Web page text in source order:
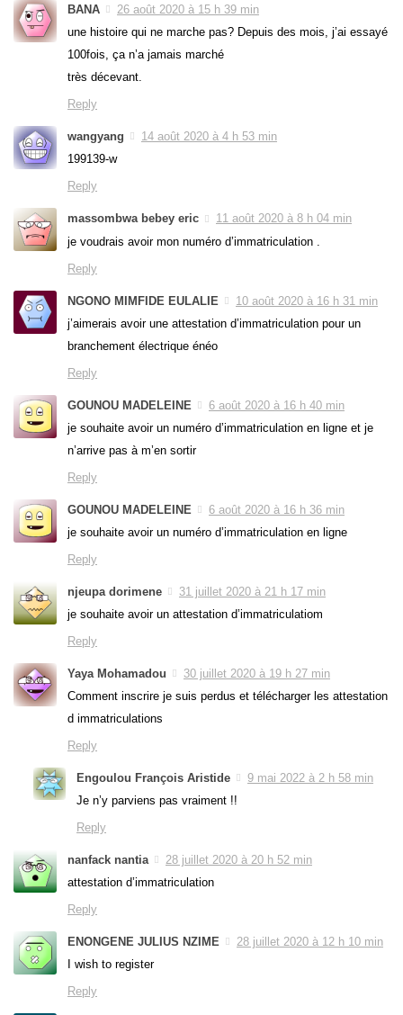
BANA
26 août 2020 à 15 h 39 min
une histoire qui ne marche pas? Depuis des mois, j’ai essayé
100fois, ça n’a jamais marché
très décevant.
Reply
wangyang
14 août 2020 à 4 h 53 min
199139-w
Reply
massombwa bebey eric
11 août 2020 à 8 h 04 min
je voudrais avoir mon numéro d’immatriculation .
Reply
NGONO MIMFIDE EULALIE
10 août 2020 à 16 h 31 min
j’aimerais avoir une attestation d’immatriculation pour un
branchement électrique énéo
Reply
GOUNOU MADELEINE
6 août 2020 à 16 h 40 min
je souhaite avoir un numéro d’immatriculation en ligne et je
n’arrive pas à m’en sortir
Reply
GOUNOU MADELEINE
6 août 2020 à 16 h 36 min
je souhaite avoir un numéro d’immatriculation en ligne
Reply
njeupa dorimene
31 juillet 2020 à 21 h 17 min
je souhaite avoir un attestation d’immatriculatiom
Reply
Yaya Mohamadou
30 juillet 2020 à 19 h 27 min
Comment inscrire je suis perdus et télécharger les attestation
d immatriculations
Reply
Engoulou François Aristide
9 mai 2022 à 2 h 58 min
Je n’y parviens pas vraiment !!
Reply
nanfack nantia
28 juillet 2020 à 20 h 52 min
attestation d’immatriculation
Reply
ENONGENE JULIUS NZIME
28 juillet 2020 à 12 h 10 min
I wish to register
Reply